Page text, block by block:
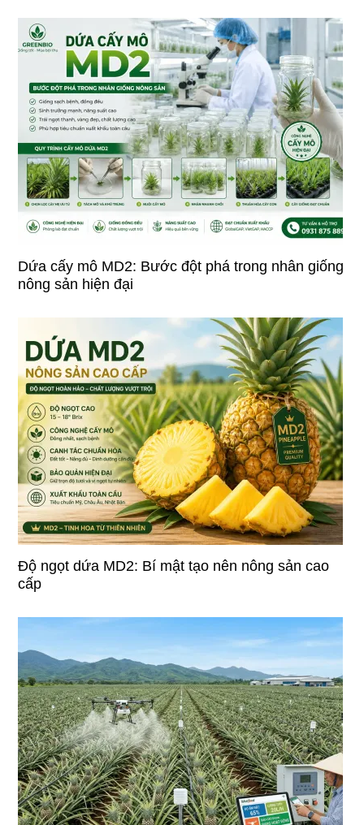
Dứa cấy mô MD2: Bước đột phá trong nhân giống
nông sản hiện đại
Độ ngọt dứa MD2: Bí mật tạo nên nông sản cao
cấp